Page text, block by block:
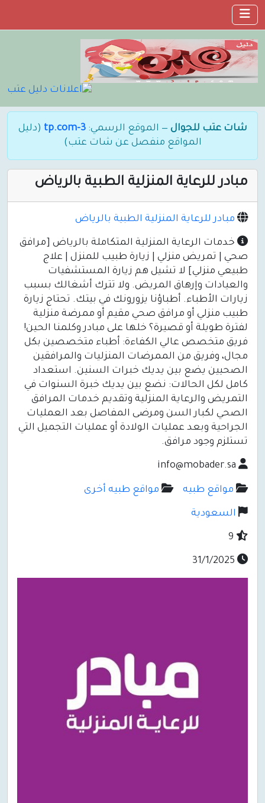
شات عتب للجوال — الموقع الرسمي:3-tp.com
(دليل
المواقع منفصل عن شات عتب)
مبادر للرعاية المنزلية الطبية بالرياض
مبادر للرعاية المنزلية الطبية بالرياض
خدمات الرعاية المنزلية المتكاملة بالرياض [مرافق
صحي | تمريض منزلي | زيارة طبيب للمنزل | علاج
طبيعي منزلي] لا تشيل هم زيارة المستشفيات
والعيادات وإرهاق المريض. ولا تترك أشغالك بسبب
زيارات الأطباء. أطباؤنا يزورونك في بيتك. تحتاج زيارة
طبيب منزلي أو مرافق صحي مقيم أو ممرضة منزلية
لفترة طويلة أو قصيرة؟ خلها على مبادر وكلمنا الحين!
فريق متخصص عالي الكفاءة: أطباء متخصصين بكل
مجال، وفريق من الممرضات المنزليات والمرافقين
الصحيين يضع بين يديك خبرات السنين. استعداد
كامل لكل الحالات: نضع بين يديك خبرة السنوات في
التمريض والرعاية المنزلية وتقديم خدمات المرافق
الصحي لكبار السن ومرضى المفاصل بعد العمليات
الجراحية وبعد عمليات الولادة أو عمليات التجميل التي
تستلزم وجود مرافق.
info@mobader.sa
مواقع طبيه مواقع طبيه أخرى
السعودية